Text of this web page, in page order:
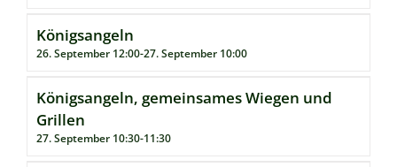
Königsangeln
26. September 12:00-27. September 10:00
Königsangeln, gemeinsames Wiegen und
Grillen
27. September 10:30-11:30